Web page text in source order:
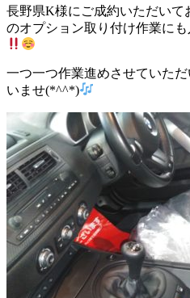
長野県K様にご成約いただい
のオプション取り付け作業に
一つ一つ作業進めさせていた
いませ(*^^*)